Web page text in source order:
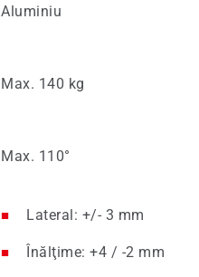
Aluminiu
Max. 140 kg
Max. 110°
Lateral: +/- 3 mm
Înălţime: +4 / -2 mm